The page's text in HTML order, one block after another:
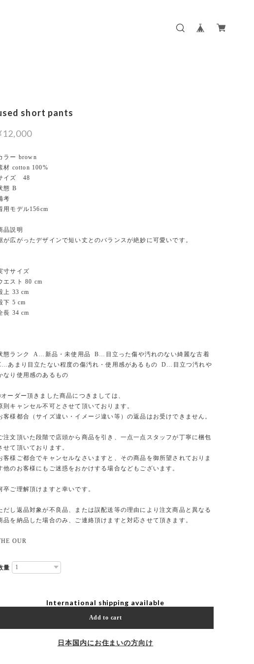
short pants
ラー brown
材 cotton 100%
イズ 48
態 B
考
用モデル156cm
品説明
が広がったデザインで短い丈とのバランスが絶妙に可愛いです。
寸サイズ
エスト 80 cm
上 33 cm
下 5 cm
長 34 cm
態ランク A…新品・未使用品 B…目立った傷や汚れのない綺麗な古着
あまり目立たない程度の傷汚れ・使用感があるもの D…目立つ汚れや
なり使用感のあるもの
ーダー頂きました商品につきましては、
則キャンセル不可とさせて頂いております。
客様都合（サイズ違い・イメージ違い等）の返品はお受けできません。
注文頂いた段階で店頭から商品を引き、一点一点スタッフが丁寧に梱包
せて頂いております。
客様ご都合でキャンセルなさいますと、その商品を御所望されておりま
他のお客様にもご迷惑をおかけする場合などもございます。
卒ご理解頂けますと幸いです。
だし返品対象が不良品、または誤配送等の理由により注文商品と異なる
品を納品した場合のみ、ご連絡頂けますと対応させて頂きます。
OUR
量
International shipping available
Add to cart
日本国内にお住まいの方向け